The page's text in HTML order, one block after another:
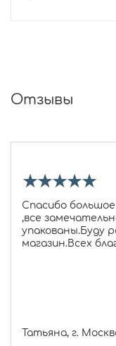
Отзывы
★★★★★
Спасибо
,все
упакованы.Буду
магазин.Всех
Татьяна, г.